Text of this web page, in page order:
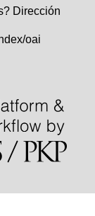
Dirección
oai